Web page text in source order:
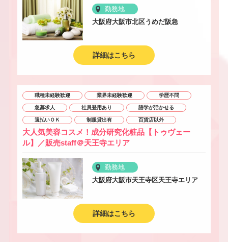
勤務地
大阪府大阪市北区うめだ阪急
詳細はこちら
職種未経験歓迎 業界未経験歓迎 学歴不問
急募求人 社員登用あり 語学が活かせる
週払いＯＫ 制服貸出有 百貨店以外
大人気美容コスメ！成分研究化粧品【トゥヴェー
ル】／販売staff＠天王寺エリア
勤務地
大阪府大阪市天王寺区天王寺エリア
詳細はこちら